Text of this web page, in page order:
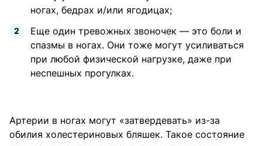
ногах, бедрах и/или ягодицах;
Еще один тревожных звоночек — это боли и
спазмы в ногах. Они тоже могут усиливаться
при любой физической нагрузке, даже при
неспешных прогулках.
Артерии в ногах могут «затвердевать» из-за
обилия холестериновых бляшек. Такое состояние